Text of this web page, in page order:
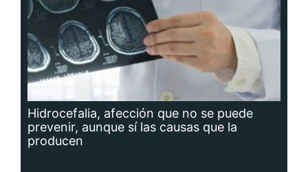
Hidrocefalia, afección que no se puede
prevenir, aunque sí las causas que la
producen